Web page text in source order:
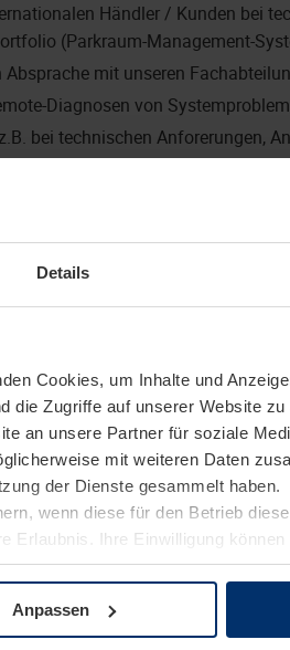
Details
Cookies, um Inhalte und
die Zugriffe auf unserer Website
an unsere Partner für soziale
mit weiteren Daten
der Dienste gesammelt haben.
wenn diese für den Betrieb
Erlaubnis. Ihre Einwilligung
Website ändern oder
Anpassen
Händler / Kunden bei
(Parkraum-Management-
mit unseren
Diagnosen von
bei technischen Anforerungen,
Erfolg bei.
z.B. als Elektroniker:in oder
Zusammenarbeit, Leidenschaft
(technische) Beratung oder